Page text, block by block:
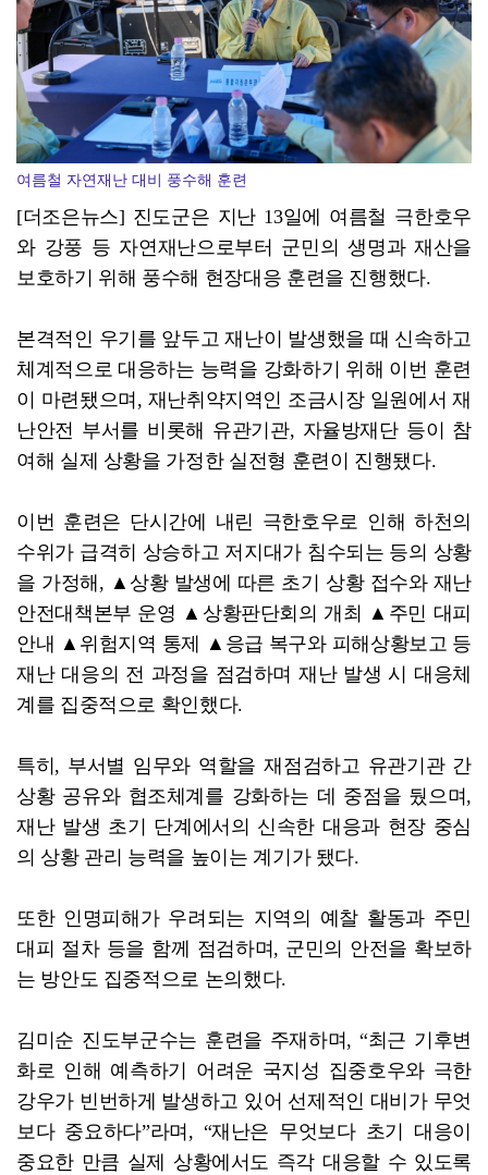
여름철 자연재난 대비 풍수해 훈련
[더조은뉴스] 진도군은 지난 13일에 여름철 극한호우
와 강풍 등 자연재난으로부터 군민의 생명과 재산을
보호하기 위해 풍수해 현장대응 훈련을 진행했다.
본격적인 우기를 앞두고 재난이 발생했을 때 신속하고
체계적으로 대응하는 능력을 강화하기 위해 이번 훈련
이 마련됐으며, 재난취약지역인 조금시장 일원에서 재
난안전 부서를 비롯해 유관기관, 자율방재단 등이 참
여해 실제 상황을 가정한 실전형 훈련이 진행됐다.
이번 훈련은 단시간에 내린 극한호우로 인해 하천의
수위가 급격히 상승하고 저지대가 침수되는 등의 상황
을 가정해, ▲상황 발생에 따른 초기 상황 접수와 재난
안전대책본부 운영 ▲상황판단회의 개최 ▲주민 대피
안내 ▲위험지역 통제 ▲응급 복구와 피해상황보고 등
재난 대응의 전 과정을 점검하며 재난 발생 시 대응체
계를 집중적으로 확인했다.
특히, 부서별 임무와 역할을 재점검하고 유관기관 간
상황 공유와 협조체계를 강화하는 데 중점을 뒀으며,
재난 발생 초기 단계에서의 신속한 대응과 현장 중심
의 상황 관리 능력을 높이는 계기가 됐다.
또한 인명피해가 우려되는 지역의 예찰 활동과 주민
대피 절차 등을 함께 점검하며, 군민의 안전을 확보하
는 방안도 집중적으로 논의했다.
김미순 진도부군수는 훈련을 주재하며, “최근 기후변
화로 인해 예측하기 어려운 국지성 집중호우와 극한
강우가 빈번하게 발생하고 있어 선제적인 대비가 무엇
보다 중요하다”라며, “재난은 무엇보다 초기 대응이
중요한 만큼 실제 상황에서도 즉각 대응할 수 있도록